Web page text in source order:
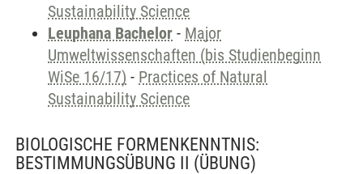
Sustainability Science
Leuphana Bachelor - Major
Umweltwissenschaften (bis Studienbeginn
WiSe 16/17) - Practices of Natural
Sustainability Science
BIOLOGISCHE FORMENKENNTNIS:
BESTIMMUNGSÜBUNG II (ÜBUNG)